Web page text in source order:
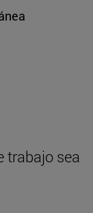
trabajo sea